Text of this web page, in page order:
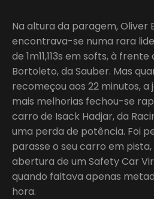
Na altura da paragem, Oliver
encontrava-se numa rara
de 1m11,113s em softs, à
Bortoleto, da Sauber. Mas
recomeçou aos 22 minutos,
mais melhorias fechou-se
carro de Isack Hadjar, da
uma perda de potência. Foi
parasse o seu carro em pista,
abertura de um Safety Car
quando faltava apenas
hora.